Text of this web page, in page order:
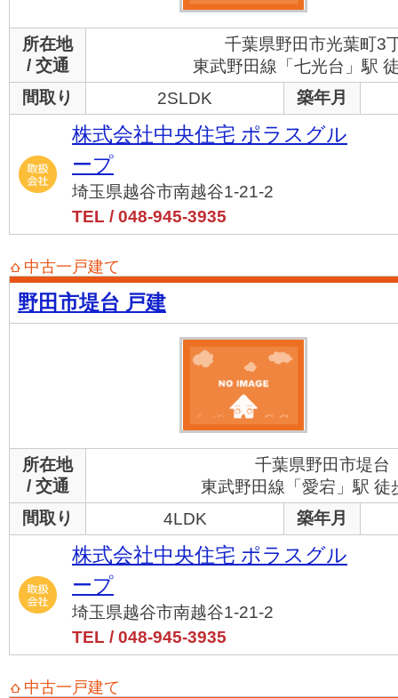
所在地
/ 交通
千葉県野田市光葉町3
東武野田線「七光台」駅
間取り
2SLDK 築年月
株式会社中央住宅 ポラスグル
ープ
埼玉県越谷市南越谷1-21-2
TEL / 048-945-3935
中古一戸建て
野田市堤台 戸建
所在地
/ 交通
千葉県野田市堤台
東武野田線「愛宕」駅 徒
間取り
4LDK 築年月
株式会社中央住宅 ポラスグル
ープ
埼玉県越谷市南越谷1-21-2
TEL / 048-945-3935
中古一戸建て